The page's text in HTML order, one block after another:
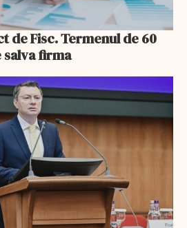
de Fisc. Termenul de 60
firma